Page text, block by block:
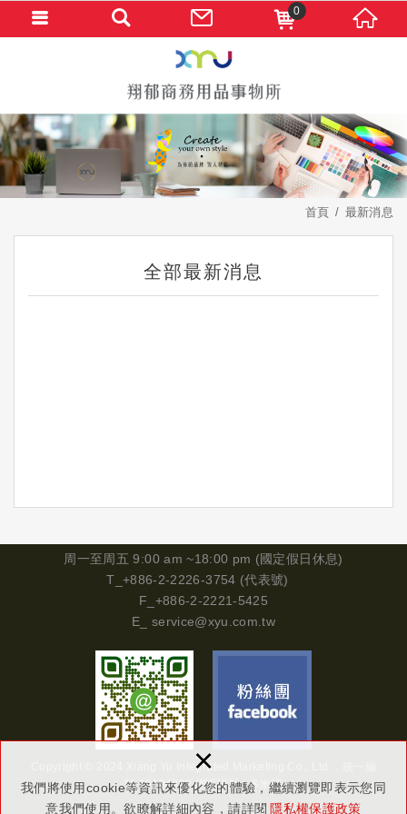
我們將使用cookie等資訊來優化您的體驗，繼續瀏覽即表示您同
意我們使用。欲瞭解詳細內容，請詳閱 隱私權保護政策
×
首頁 最新消息
全部最新消息
周一至周五 9:00 am ~18:00 pm (國定假日休息)
T_+886-2-2226-3754 (代表號)
F_+886-2-2221-5425
E_ service@xyu.com.tw
Copyright © 2024 Xiang Yu Integrated Marketing Co., Ltd.．
號29134302 網頁設計 : 多米諾
0